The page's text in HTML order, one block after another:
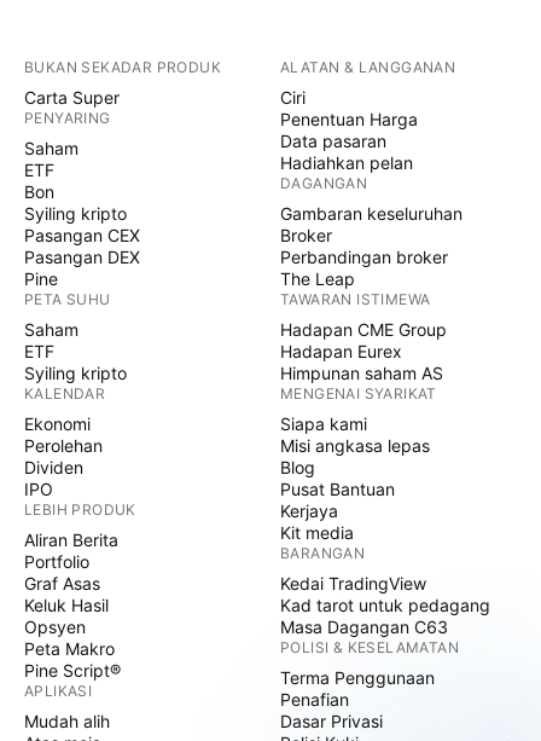
BUKAN SEKADAR PRODUK
Carta Super
PENYARING
Saham
ETF
Bon
Syiling kripto
Pasangan CEX
Pasangan DEX
Pine
PETA SUHU
Saham
ETF
Syiling kripto
KALENDAR
Ekonomi
Perolehan
Dividen
IPO
LEBIH PRODUK
Aliran Berita
Portfolio
Graf Asas
Keluk Hasil
Opsyen
Peta Makro
Pine Script®
APLIKASI
Mudah alih
ALATAN & LANGGANAN
Ciri
Penentuan Harga
Data pasaran
Hadiahkan pelan
DAGANGAN
Gambaran keseluruhan
Broker
Perbandingan broker
The Leap
TAWARAN ISTIMEWA
Hadapan CME Group
Hadapan Eurex
Himpunan saham AS
MENGENAI SYARIKAT
Siapa kami
Misi angkasa lepas
Blog
Pusat Bantuan
Kerjaya
Kit media
BARANGAN
Kedai TradingView
Kad tarot untuk pedagang
Masa Dagangan C63
POLISI & KESELAMATAN
Terma Penggunaan
Penafian
Dasar Privasi